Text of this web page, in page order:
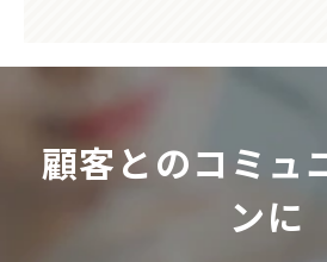
顧客とのコミュ
ンに